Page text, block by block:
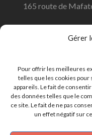
Gérer
Pour offrir les meilleures
telles que les cookies
appareils. Le fait de
des données telles que le
ce site. Le fait de ne pas
un effet négatif sur
165 route de